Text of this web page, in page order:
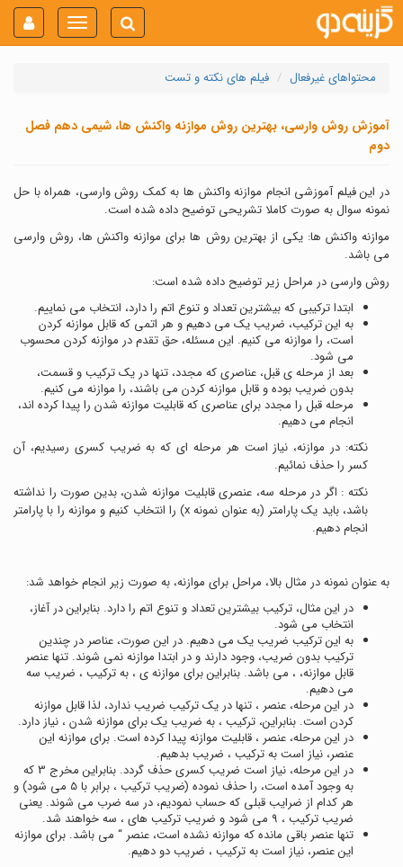
Toggle
navigation
محتواهای غیرفعال فیلم های نکته و تست
آموزش روش وارسی، بهترین روش موازنه واکنش ها، شیمی دهم فصل
دوم
در این فیلم آموزشی انجام موازنه واکنش ها به کمک روش وارسی، همراه با حل
نمونه سوال به صورت کاملا تشریحی توضیح داده شده است.
موازنه واکنش ها: یکی از بهترین روش ها برای موازنه واکنش ها، روش وارسی
می باشد.
روش وارسی در مراحل زیر توضیح داده شده است:
ابتدا ترکیبی که بیشترین تعداد و تنوع اتم را دارد، انتخاب می نماییم.
به این ترکیب، ضریب یک می دهیم و هر اتمی که قابل موازنه کردن
است، را موازنه می کنیم. این مسئله، حق تقدم در موازنه کردن محسوب
می شود.
بعد از مرحله ی قبل، عناصری که مجدد، تنها در یک ترکیب و قسمت،
بدون ضریب بوده و قابل موازنه کردن می باشند، را موازنه می کنیم.
مرحله قبل را مجدد برای عناصری که قابلیت موازنه شدن را پیدا کرده اند،
انجام می دهیم.
نکته: در موازنه، نیاز است هر مرحله ای که به ضریب کسری رسیدیم، آن
کسر را حذف نمائیم.
نکته : اگر در مرحله سه، عنصری قابلیت موازنه شدن، بدین صورت را نداشته
باشد، باید یک پارامتر (به عنوان نمونه x) را انتخاب کنیم و موازنه را با پارامتر
انجام دهیم.
به عنوان نمونه در مثال بالا، مراحل برای موازنه، به صورت زیر انجام خواهد شد:
در این مثال، ترکیببیشترین تعداد و تنوع اتم را دارد. بنابراین در آغاز،
انتخاب می شود.
به این ترکیب ضریب یک می دهیم. در این صورت، عناصر در چندین
ترکیب بدون ضریب، وجود دارند و در ابتدا موازنه نمی شوند. تنها عنصر
قابل موازنه، ، می باشد. بنابراین برای موازنه ی ، به ترکیب ، ضریب سه
می دهیم.
در این مرحله، عنصر ، تنها در یک ترکیب ضریب ندارد، لذا قابل موازنه
کردن است. بنابراین، ترکیب ، به ضریب یک برای موازنه شدن ، نیاز دارد.
در این مرحله، عنصر ، قابلیت موازنه پیدا کرده است. برای موازنه این
عنصر، نیاز است به ترکیب ، ضریببدهیم.
در این مرحله، نیاز است ضریب کسری حذف گردد. بنابراین مخرج 3 که
به وجود آمده است، را حذف نموده (ضریب ترکیب
، برابر با 5 می شود) و
هر کدام از ضرایب قبلی که حساب نمودیم، در سه ضرب می شوند. یعنی
ضریب ترکیب ، 9 می شود و ضریب ترکیب های
، سه خواهند شد.
تنها عنصر باقی مانده که موازنه نشده است، عنصر “ می باشد. برای موازنه
این عنصر، نیاز است به ترکیب ، ضریب دو دهیم.